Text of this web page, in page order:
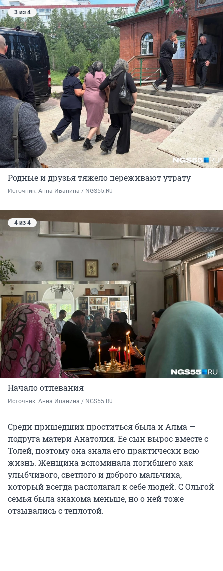
3 из 4
Родные и друзья тяжело переживают утрату
Источник: Анна Иванина / NGS55.RU
4 из 4
Начало отпевания
Источник: Анна Иванина / NGS55.RU
Среди пришедших проститься была и Алма —
подруга матери Анатолия. Ее сын вырос вместе с
Толей, поэтому она знала его практически всю
жизнь. Женщина вспоминала погибшего как
улыбчивого, светлого и доброго мальчика,
который всегда располагал к себе людей. С Ольгой
семья была знакома меньше, но о ней тоже
отзывались с теплотой.